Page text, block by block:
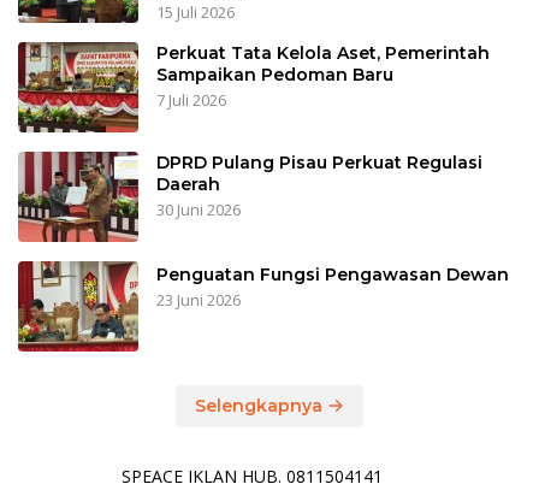
15 Juli 2026
Perkuat Tata Kelola Aset, Pemerintah
Sampaikan Pedoman Baru
7 Juli 2026
DPRD Pulang Pisau Perkuat Regulasi
Daerah
30 Juni 2026
Penguatan Fungsi Pengawasan Dewan
23 Juni 2026
Selengkapnya
SPEACE IKLAN HUB. 0811504141